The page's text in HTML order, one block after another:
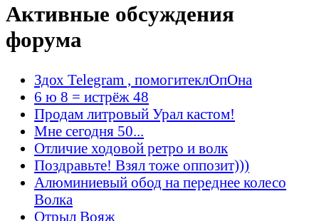
Активные обсуждения
форума
Здох Telegram , помогитеклОпОна
6 ю 8 = истрёж 48
Продам литровый Урал кастом!
Мне сегодня 50...
Отличие ходовой ретро и волк
Поздравьте! Взял тоже оппозит)))
Алюминиевый обод на переднее колесо
Волка
Отрыл Вояж